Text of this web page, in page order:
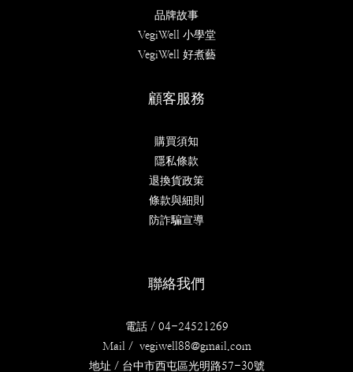
品牌故事
VegiWell 小學堂
VegiWell 好煮藝
顧客服務
購買須知
隱私條款
退換貨政策
條款與細則
防詐騙宣導
聯絡我們
電話 / 04-24521269
Mail / vegiwell88@gmail.com
地址 / 台中市西屯區光明路57-30號